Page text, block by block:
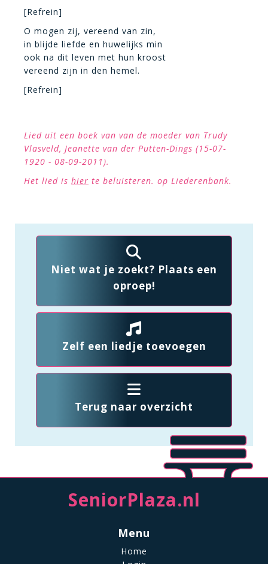
[Refrein]
O mogen zij, vereend van zin,
in blijde liefde en huwelijks min
ook na dit leven met hun kroost
vereend zijn in den hemel.
[Refrein]
Lied uit een boek van van de moeder van Trudy
Vlasveld, Jeanette van der Putten-Dings (15-07-
1920 - 08-09-2011).
Het lied is hier te beluisteren. op Liederenbank.
Niet wat je zoekt? Plaats een
oproep!
Zelf een liedje toevoegen
Terug naar overzicht
SeniorPlaza.nl
Menu
Home